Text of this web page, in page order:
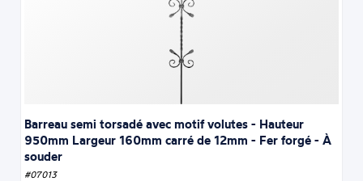
Barreau semi torsadé avec motif volutes - Hauteur
950mm Largeur 160mm carré de 12mm - Fer forgé - À
souder
#07013